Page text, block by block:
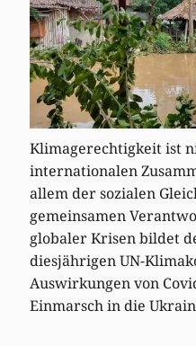
Klimagerechtigkeit ist
internationalen
allem der sozialen
gemeinsamen
globaler Krisen bildet
diesjährigen UN-
Auswirkungen von
Einmarsch in die